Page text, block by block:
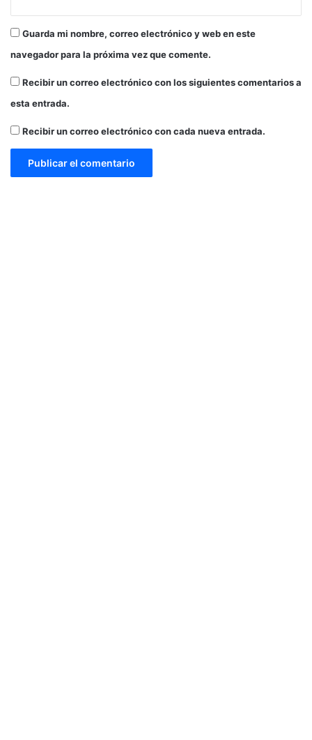
n
g
s
Guarda mi nombre, correo electrónico y web en este
navegador para la próxima vez que comente.
Recibir un correo electrónico con los siguientes comentarios a
esta entrada.
Recibir un correo electrónico con cada nueva entrada.